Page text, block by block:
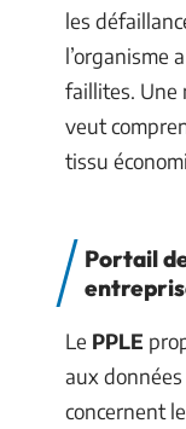
les
l’organisme
faillites. Une
veut
tissu
Portail
Le PPLE
aux
concernent